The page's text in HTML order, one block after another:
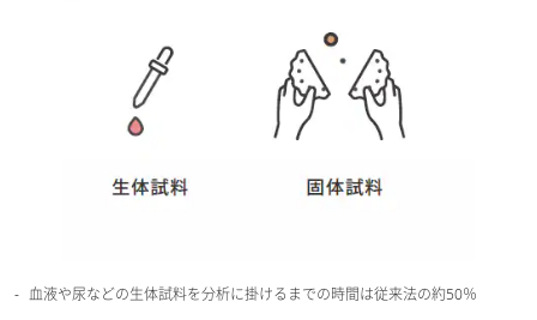
血液や尿などの生体試料を分析に掛けるまでの時間は従来法の約50％